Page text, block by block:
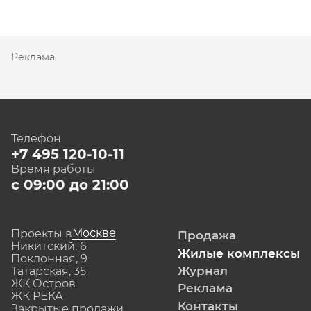
Реклама
Телефон
+7 495 120-10-11
Время работы
с 09:00 до 21:00
Проекты вМоскве
Никитский, 6
Поклонная, 9
Татарская, 35
ЖК Остров
ЖК РЕКА
Продажа
Жилые комплексы
Журнал
Реклама
Контакты